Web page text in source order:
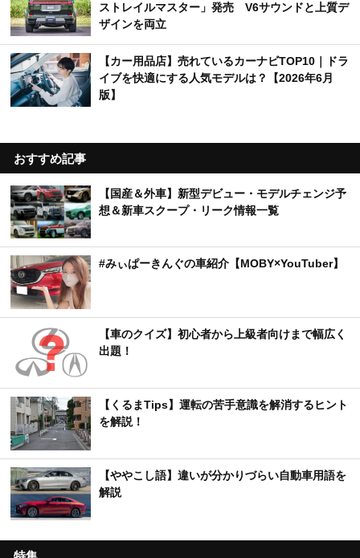
ストレイルマスター」発売 V6サウンドと上質デ
ザインを両立
【カー用品店】売れているカーナビTOP10｜ドラ
イブを快適にする人気モデルは？【2026年6月
版】
おすすめ記事
【国産＆外車】新型デビュー・モデルチェンジ予
想＆新車スクープ・リーク情報一覧
#みぃぱーきんぐの車紹介【MOBY×YouTuber】
【車のクイズ】初心者から上級者向けまで幅広く
出題！
【くるまTips】運転の苦手意識を解消するヒント
を解説！
【ややこし語】違いが分かりづらい自動車用語を
解説